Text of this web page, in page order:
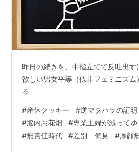
昨日の続きを、中指立てて反吐出す
欲しい男女平等（似非フェミニズ
る
#産休クッキー #逆マタハラの証明
#脳内お花畑 #専業主婦が減ってゆ
#無責任時代 #差別 偏見 #厚顔